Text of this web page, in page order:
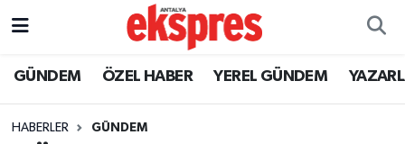
GÜNDEM ÖZEL HABER YEREL GÜNDEM
HABERLER GÜNDEM
ÖZEL HABER
Nöbetçi Eczaneler